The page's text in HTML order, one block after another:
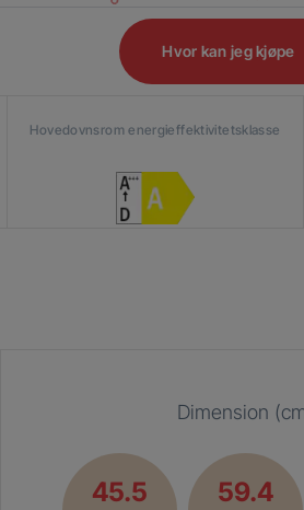
Hvor kan jeg kjøpe
Hovedovnsrom energieffektivitetsklasse
Dimension
45.5 59.4